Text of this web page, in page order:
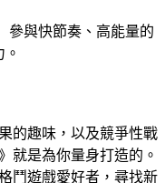
參與快節奏、高能量的
的趣味，以及競爭性戰
就是為你量身打造的。
鬥遊戲愛好者，尋找新